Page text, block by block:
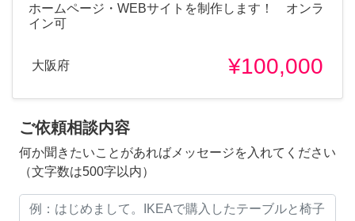
ホームページ・WEBサイトを制作します！ オンラ
イン可
大阪府 ¥100,000
ご依頼相談内容
何か聞きたいことがあればメッセージを入れてください
（文字数は500字以内）